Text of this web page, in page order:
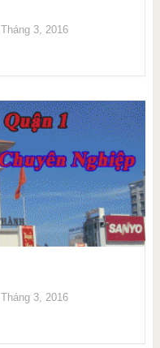
3, 2016
3, 2016